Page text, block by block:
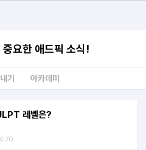
요한 애드픽 소식!
기 아카데미
레벨은?
:70